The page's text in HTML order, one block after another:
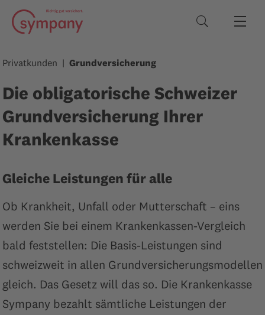
Suchbegriffe
Privatkunden Grundversicherung
Die obligatorische Schweizer
Grundversicherung Ihrer
Krankenkasse
Gleiche Leistungen für alle
Ob Krankheit, Unfall oder Mutterschaft – eins
werden Sie bei einem Krankenkassen-Vergleich
bald feststellen: Die Basis-Leistungen sind
schweizweit in allen Grundversicherungsmodellen
gleich. Das Gesetz will das so. Die Krankenkasse
Sympany bezahlt sämtliche Leistungen der